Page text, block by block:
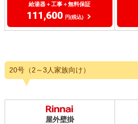
給湯器＋工事＋無料保証
111,600 円(税込)
20号（2～3人家族向け）
屋外壁掛